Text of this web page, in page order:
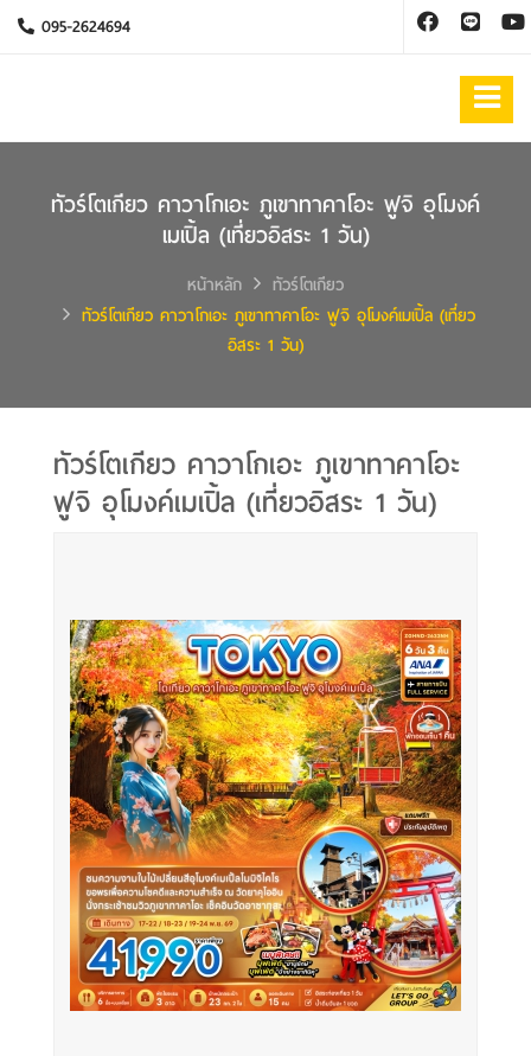
095-2624694
ทัวร์โตเกียว คาวาโกเอะ ภูเขาทาคาโอะ ฟูจิ อุโมงค์
เมเปิ้ล (เที่ยวอิสระ 1 วัน)
หน้าหลัก
ทัวร์โตเกียว
ทัวร์โตเกียว คาวาโกเอะ ภูเขาทาคาโอะ ฟูจิ อุโมงค์เมเปิ้ล (เที่ยว
อิสระ 1 วัน)
ทัวร์โตเกียว คาวาโกเอะ ภูเขาทาคาโอะ
ฟูจิ อุโมงค์เมเปิ้ล (เที่ยวอิสระ 1 วัน)